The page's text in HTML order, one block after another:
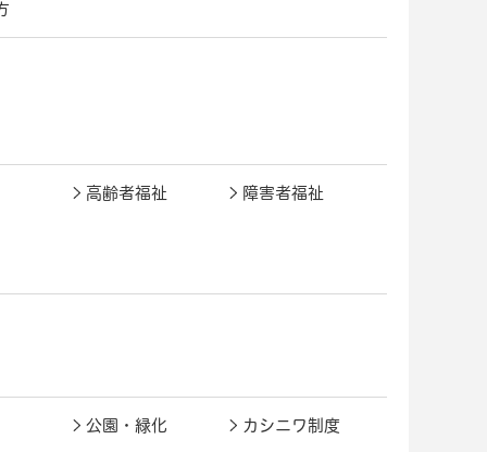
高齢者福祉 障害者福祉
公園・緑化 カシニワ制度